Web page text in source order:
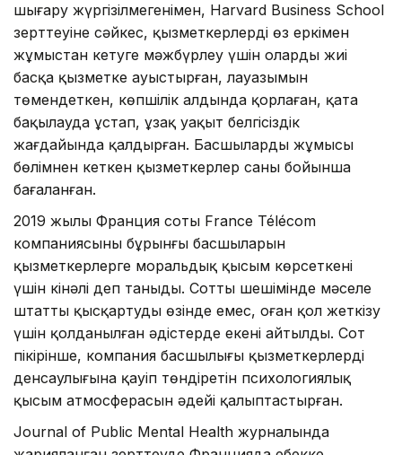
шығару жүргізілмегенімен, Harvard Business School
зерттеуіне сәйкес, қызметкерлерді өз еркімен
жұмыстан кетуге мәжбүрлеу үшін оларды жиі
басқа қызметке ауыстырған, лауазымын
төмендеткен, көпшілік алдында қорлаған, қатаң
бақылауда ұстап, ұзақ уақыт белгісіздік
жағдайында қалдырған. Басшылардың жұмысы
бөлімнен кеткен қызметкерлер саны бойынша
бағаланған.
2019 жылы Франция соты France Télécom
компаниясының бұрынғы басшыларын
қызметкерлерге моральдық қысым көрсеткені
үшін кінәлі деп таныды. Соттың шешімінде мәселе
штатты қысқартудың өзінде емес, оған қол жеткізу
үшін қолданылған әдістерде екені айтылды. Сот
пікірінше, компания басшылығы қызметкерлердің
денсаулығына қауіп төндіретін психологиялық
қысым атмосферасын әдейі қалыптастырған.
Journal of Public Mental Health журналында